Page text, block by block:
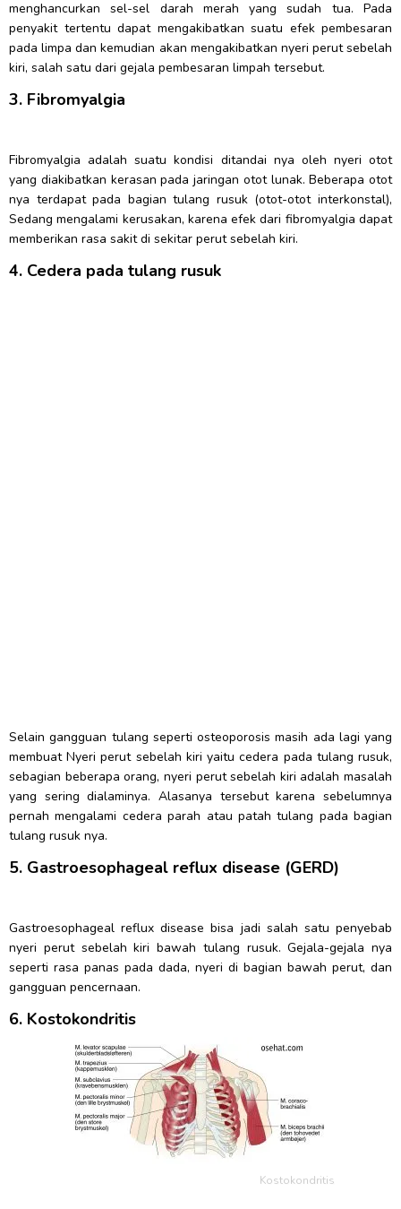
menghancurkan sel-sel darah merah yang sudah tua. Pada
penyakit tertentu dapat mengakibatkan suatu efek pembesaran
pada limpa dan kemudian akan mengakibatkan nyeri perut sebelah
kiri, salah satu dari gejala pembesaran limpah tersebut.
3. Fibromyalgia
Fibromyalgia adalah suatu kondisi ditandai nya oleh nyeri otot
yang diakibatkan kerasan pada jaringan otot lunak. Beberapa otot
nya terdapat pada bagian tulang rusuk (otot-otot interkonstal),
Sedang mengalami kerusakan, karena efek dari fibromyalgia dapat
memberikan rasa sakit di sekitar perut sebelah kiri.
4. Cedera pada tulang rusuk
Selain gangguan tulang seperti osteoporosis masih ada lagi yang
membuat Nyeri perut sebelah kiri yaitu cedera pada tulang rusuk,
sebagian beberapa orang, nyeri perut sebelah kiri adalah masalah
yang sering dialaminya. Alasanya tersebut karena sebelumnya
pernah mengalami cedera parah atau patah tulang pada bagian
tulang rusuk nya.
5. Gastroesophageal reflux disease (GERD)
Gastroesophageal reflux disease bisa jadi salah satu penyebab
nyeri perut sebelah kiri bawah tulang rusuk. Gejala-gejala nya
seperti rasa panas pada dada, nyeri di bagian bawah perut, dan
gangguan pencernaan.
6. Kostokondritis
Kostokondritis